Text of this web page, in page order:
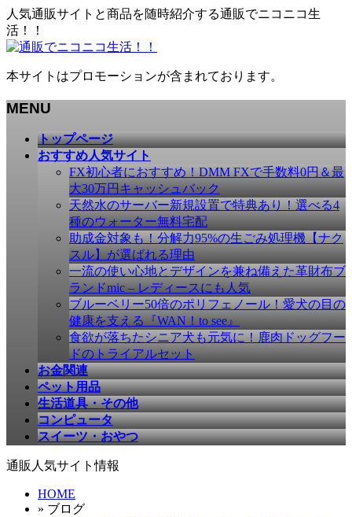
人気通販サイトと商品を随時紹介する通販でニコニコ生
活！！
本サイトはプロモーションが含まれております。
MENU
トップページ
おすすめ人気サイト
FX初心者におすすめ！DMM FXで手数料0円＆最
大30万円キャッシュバック
天然水のサーバー新規設置で特典あり！選べる4
種のウォーター無料宅配
助成金対象も！分解力95%の生ごみ処理機【ナク
スル】が選ばれる理由
一流の使い心地とデザインを兼ね備えた革財布ブ
ランドmic – レディースにも人気
ブルーベリー50倍のポリフェノール！愛犬の目の
健康を支える『WAN！to see』
食欲が落ちたシニア犬も元気に！鹿肉ドッグフー
ドのトライアルセット
お金関連
ペット用品
生活道具・その他
コンピュータ
スイーツ・おやつ
通販人気サイト情報
HOME
» ブログ